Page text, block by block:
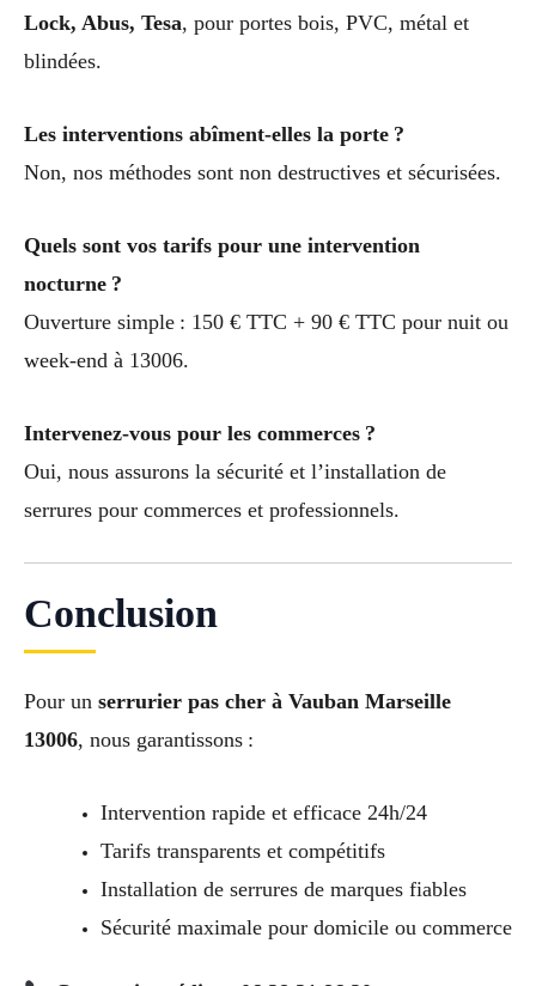
Lock, Abus, Tesa, pour portes bois, PVC, métal et
blindées.
Les interventions abîment-elles la porte ?
Non, nos méthodes sont non destructives et sécurisées.
Quels sont vos tarifs pour une intervention
nocturne ?
Ouverture simple : 150 € TTC + 90 € TTC pour nuit ou
week-end à 13006.
Intervenez-vous pour les commerces ?
Oui, nous assurons la sécurité et l’installation de
serrures pour commerces et professionnels.
Conclusion
Pour un serrurier pas cher à Vauban Marseille
13006, nous garantissons :
Intervention rapide et efficace 24h/24
Tarifs transparents et compétitifs
Installation de serrures de marques fiables
Sécurité maximale pour domicile ou commerce